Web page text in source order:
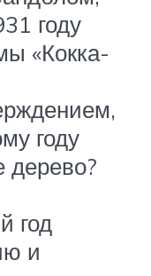
году
«Кокка-
году
дерево?
год
и